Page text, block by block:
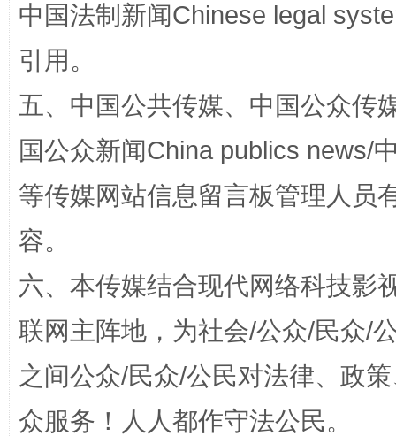
扯下公款旅游的“隐身衣” 如何以
“蜀中异人”王建安的艺术幻境
中国法制新闻Chinese legal
引用。
五、中国公共传媒、中国公众传
国公众新闻China publics news/
等传媒网站信息留言板管理人员
容。
六、本传媒结合现代网络科技影
联网主阵地，为社会/公众/民众/
之间公众/民众/公民对法律、政
众服务！人人都作守法公民。